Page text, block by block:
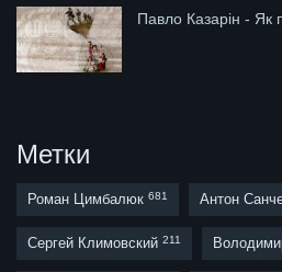
Павло Казарін - Як
Метки
Роман Цимбалюк 681 Антон
Сергей Климовский 211